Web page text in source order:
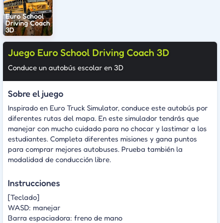
Euro School
Driving Coach
3D
Juego Euro School Driving Coach 3D
Conduce un autobús escolar en 3D
Sobre el juego
Inspirado en Euro Truck Simulator, conduce este autobús por
diferentes rutas del mapa. En este simulador tendrás que
manejar con mucho cuidado para no chocar y lastimar a los
estudiantes. Completa diferentes misiones y gana puntos
para comprar mejores autobuses. Prueba también la
modalidad de conducción libre.
Instrucciones
[Teclado]
WASD: manejar
Barra espaciadora: freno de mano